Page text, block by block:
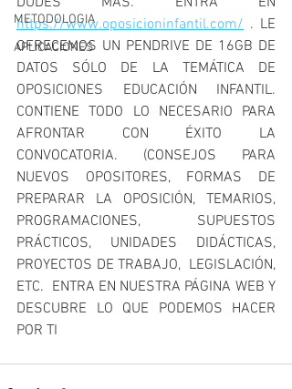
METODOLOGIA
APLICACIONES
https://www.oposicioninfantil.com/ . LE
OFRECEMOS UN PENDRIVE DE 16GB DE
DATOS SÓLO DE LA TEMÁTICA DE
OPOSICIONES EDUCACIÓN INFANTIL.
CONTIENE TODO LO NECESARIO PARA
AFRONTAR CON ÉXITO LA
CONVOCATORIA. (CONSEJOS PARA
NUEVOS OPOSITORES, FORMAS DE
PREPARAR LA OPOSICIÓN, TEMARIOS,
PROGRAMACIONES, SUPUESTOS
PRÁCTICOS, UNIDADES DIDÁCTICAS,
PROYECTOS DE TRABAJO,  LEGISLACIÓN,
ETC.  ENTRA EN NUESTRA PÁGINA WEB Y
DESCUBRE LO QUE PODEMOS HACER
POR TI